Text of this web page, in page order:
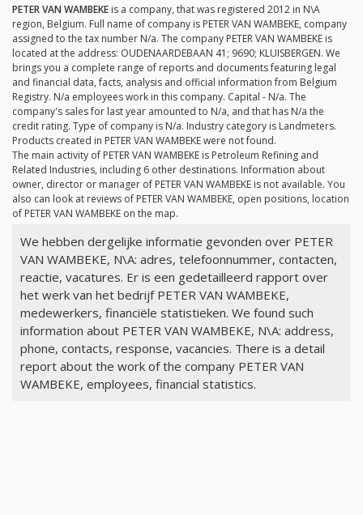
PETER VAN WAMBEKE is a company, that was registered 2012 in N\A
region, Belgium. Full name of company is PETER VAN WAMBEKE, company
assigned to the tax number N/a. The company PETER VAN WAMBEKE is
located at the address: OUDENAARDEBAAN 41; 9690; KLUISBERGEN. We
brings you a complete range of reports and documents featuring legal
and financial data, facts, analysis and official information from Belgium
Registry. N/a employees work in this company. Capital - N/a. The
company's sales for last year amounted to N/a, and that has N/a the
credit rating. Type of company is N/a. Industry category is Landmeters.
Products created in PETER VAN WAMBEKE were not found.
The main activity of PETER VAN WAMBEKE is Petroleum Refining and
Related Industries, including 6 other destinations. Information about
owner, director or manager of PETER VAN WAMBEKE is not available. You
also can look at reviews of PETER VAN WAMBEKE, open positions, location
of PETER VAN WAMBEKE on the map.
We hebben dergelijke informatie gevonden over PETER
VAN WAMBEKE, N\A: adres, telefoonnummer, contacten,
reactie, vacatures. Er is een gedetailleerd rapport over
het werk van het bedrijf PETER VAN WAMBEKE,
medewerkers, financiële statistieken. We found such
information about PETER VAN WAMBEKE, N\A: address,
phone, contacts, response, vacancies. There is a detail
report about the work of the company PETER VAN
WAMBEKE, employees, financial statistics.